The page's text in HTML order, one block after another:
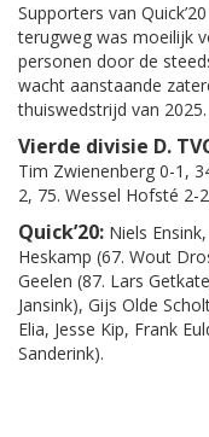
Supporters van
terugweg was moeilijk
personen door de
wacht aanstaande
thuiswedstrijd van 2025.
Vierde divisie D.
Tim Zwienenberg 0-1,
2, 75. Wessel Hofsté 2-
Quick’20: Niels
Heskamp (67. Wout
Geelen (87. Lars
Jansink), Gijs Olde
Elia, Jesse Kip, Frank
Sanderink).